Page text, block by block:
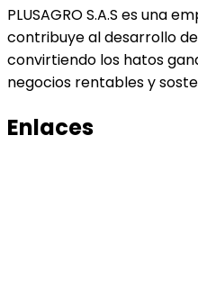
PLUSAGRO S.A.S es una
contribuye al desarrollo
convirtiendo los hatos
negocios rentables y
Enlaces